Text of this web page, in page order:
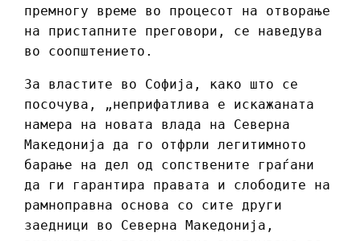
премногу време во процесот на отворање
на пристапните преговори, се наведува
во соопштението.
За властите во Софија, како што се
посочува, „неприфатлива е искажаната
намера на новата влада на Северна
Македонија да го отфрли легитимното
барање на дел од сопствените граѓани
да ги гарантира правата и слободите на
рамноправна основа со сите други
заедници во Северна Македонија,